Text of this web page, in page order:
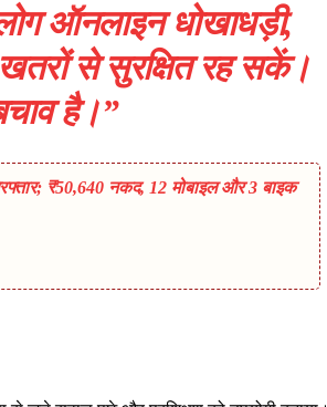
ऑनलाइन धोखाधड़ी,
से सुरक्षित रह सकें।
है।”
₹50,640 नकद, 12 मोबाइल और 3 बाइक